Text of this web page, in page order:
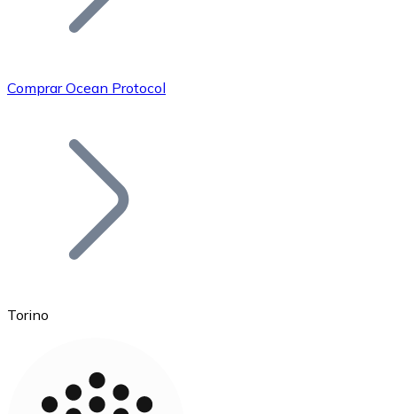
Bitcoin
Ethereum
Comprar Ocean Protocol
Torino